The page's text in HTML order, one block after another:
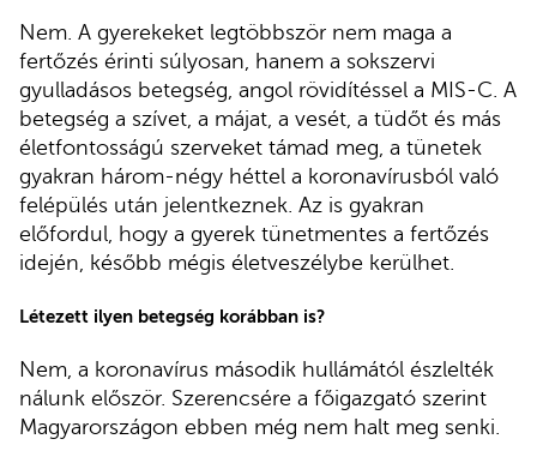
Nem. A gyerekeket legtöbbször nem maga a
fertőzés érinti súlyosan, hanem a sokszervi
gyulladásos betegség, angol rövidítéssel a MIS-C. A
betegség a szívet, a májat, a vesét, a tüdőt és más
életfontosságú szerveket támad meg, a tünetek
gyakran három-négy héttel a koronavírusból való
felépülés után jelentkeznek. Az is gyakran
előfordul, hogy a gyerek tünetmentes a fertőzés
idején, később mégis életveszélybe kerülhet.
Létezett ilyen betegség korábban is?
Nem, a koronavírus második hullámától észlelték
nálunk először. Szerencsére a főigazgató szerint
Magyarországon ebben még nem halt meg senki.